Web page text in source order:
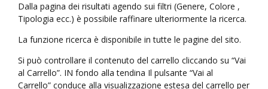
Dalla pagina dei risultati agendo sui filtri (Genere, Colore ,
Tipologia ecc.) è possibile raffinare ulteriormente la ricerca.
La funzione ricerca è disponibile in tutte le pagine del sito.
Si può controllare il contenuto del carrello cliccando su “Vai
al Carrello”. IN fondo alla tendina Il pulsante “Vai al
Carrello” conduce alla visualizzazione estesa del carrello per